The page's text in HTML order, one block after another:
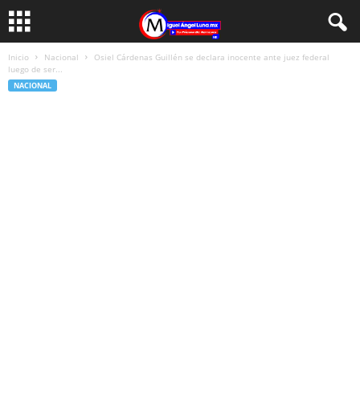
Inicio Nacional
Osiel Cárdenas Guillén se declara inocente ante juez federal
luego de ser...
NACIONAL